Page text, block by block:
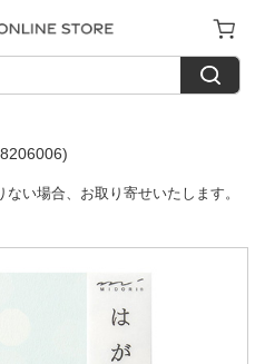
い場合、お取り寄せいたします。